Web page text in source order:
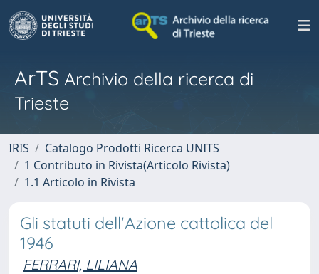
ArTS Archivio della ricerca di
Trieste
IRIS
Catalogo Prodotti Ricerca UNITS
1 Contributo in Rivista(Articolo Rivista)
1.1 Articolo in Rivista
Gli statuti dell'Azione cattolica del
1946
FERRARI, LILIANA